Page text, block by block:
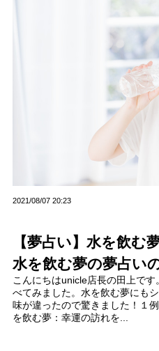
【夢占い】水を飲む
水を飲む夢の夢占い
2021/08/07 20:23
こんにちはunicle店長の田上で
べてみました。水を飲む夢にも
味が違ったので驚きました！１
を飲む夢：幸運の訪れを...